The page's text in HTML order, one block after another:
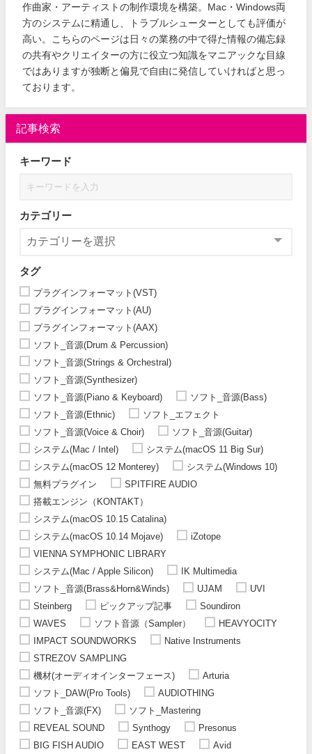
作曲家・アーティストの制作環境を構築。Mac・Windows両
方のシステムに精通し、トラブルシューターとしても評価が
高い。こちらのページは日々の業務の中で得た情報の備忘録
の共有やクリエイターの方に役立つ知識をマニアックな目線
ではありますが独断と偏見で自由に発信していければと思っ
ております。
記事検索
キーワード
カテゴリー
タグ
プラグインフォーマット(VST)
プラグインフォーマット(AU)
プラグインフォーマット(AAX)
ソフト_音源(Drum & Percussion)
ソフト_音源(Strings & Orchestral)
ソフト_音源(Synthesizer)
ソフト_音源(Piano & Keyboard)
ソフト_音源(Bass)
ソフト_音源(Ethnic)
ソフト_エフェクト
ソフト_音源(Voice & Choir)
ソフト_音源(Guitar)
システム(Mac / Intel)
システム(macOS 11 Big Sur)
システム(macOS 12 Monterey)
システム(Windows 10)
無料プラグイン
SPITFIRE AUDIO
搭載エンジン（KONTAKT）
システム(macOS 10.15 Catalina)
システム(macOS 10.14 Mojave)
iZotope
VIENNA SYMPHONIC LIBRARY
システム(Mac / Apple Silicon)
IK Multimedia
ソフト_音源(Brass&Horn&Winds)
UJAM
UVI
Steinberg
ピックアップ記事
Soundiron
WAVES
ソフト音源（Sampler）
HEAVYOCITY
IMPACT SOUNDWORKS
Native Instruments
STREZOV SAMPLING
機材(オーディオインターフェース)
Arturia
ソフト_DAW(Pro Tools)
AUDIOTHING
ソフト_音源(FX)
ソフト_Mastering
REVEAL SOUND
Synthogy
Presonus
BIG FISH AUDIO
EAST WEST
Avid